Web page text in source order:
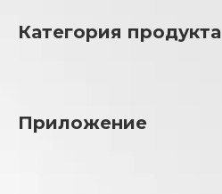
Категория продукта
Приложение